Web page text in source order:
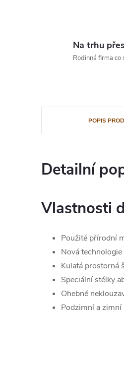
Na trhu
Rodinná firma co
POPIS
Detailní
Vlastnosti
Použité přírodní
Nová
Kulatá prostorná
Speciální stélky
Ohebné
Podzimní a